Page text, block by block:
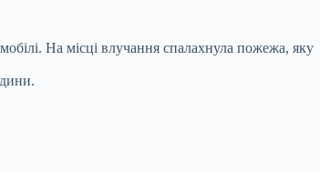
На місці влучання спалахнула пожежа, яку